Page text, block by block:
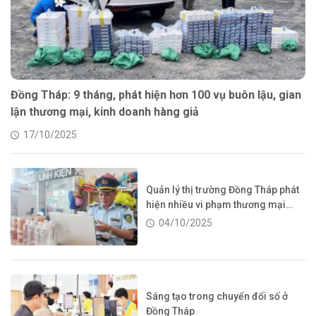
Đồng Tháp: 9 tháng, phát hiện hơn 100 vụ buôn lậu, gian
lận thương mại, kinh doanh hàng giả
17/10/2025
Quản lý thị trường Đồng Tháp phát
hiện nhiều vi phạm thương mại
điện tử
04/10/2025
Sáng tạo trong chuyển đổi số ở
Đồng Tháp